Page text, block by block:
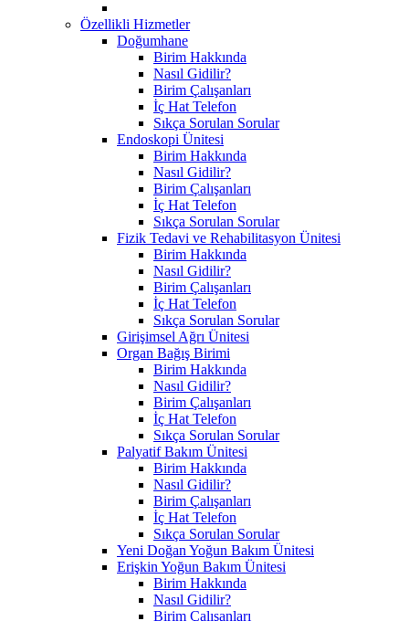
Özellikli Hizmetler
Doğumhane
Birim Hakkında
Nasıl Gidilir?
Birim Çalışanları
İç Hat Telefon
Sıkça Sorulan Sorular
Endoskopi Ünitesi
Birim Hakkında
Nasıl Gidilir?
Birim Çalışanları
İç Hat Telefon
Sıkça Sorulan Sorular
Fizik Tedavi ve Rehabilitasyon Ünitesi
Birim Hakkında
Nasıl Gidilir?
Birim Çalışanları
İç Hat Telefon
Sıkça Sorulan Sorular
Girişimsel Ağrı Ünitesi
Organ Bağış Birimi
Birim Hakkında
Nasıl Gidilir?
Birim Çalışanları
İç Hat Telefon
Sıkça Sorulan Sorular
Palyatif Bakım Ünitesi
Birim Hakkında
Nasıl Gidilir?
Birim Çalışanları
İç Hat Telefon
Sıkça Sorulan Sorular
Yeni Doğan Yoğun Bakım Ünitesi
Erişkin Yoğun Bakım Ünitesi
Birim Hakkında
Nasıl Gidilir?
Birim Çalışanları